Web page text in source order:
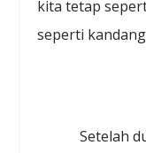
kita tetap
seperti
Setelah dua